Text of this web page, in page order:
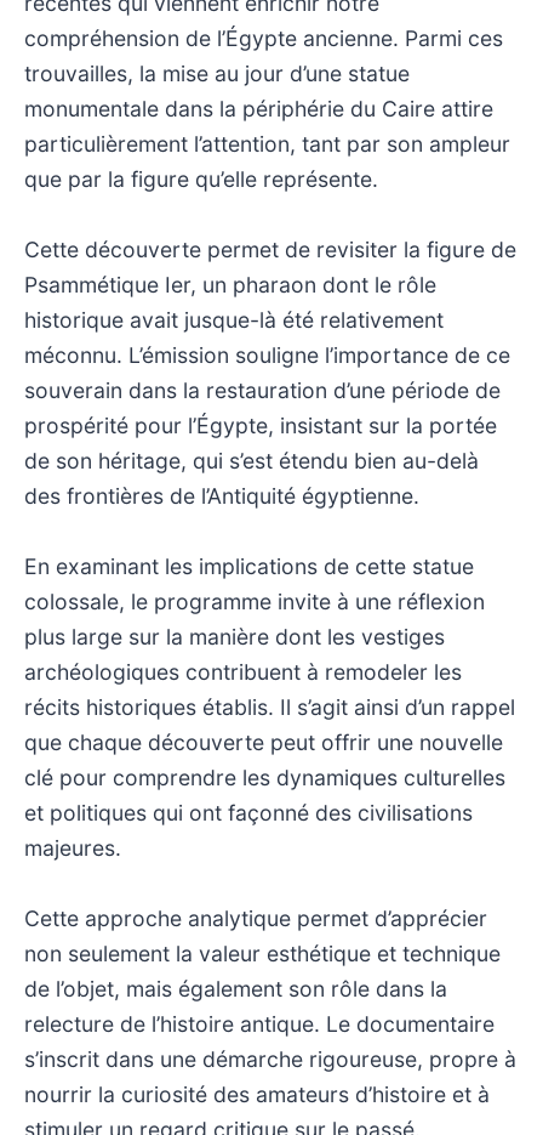
compréhension de l’Égypte ancienne. Parmi ces
trouvailles, la mise au jour d’une statue
monumentale dans la périphérie du Caire attire
particulièrement l’attention, tant par son ampleur
que par la figure qu’elle représente.
Cette découverte permet de revisiter la figure de
Psammétique Ier, un pharaon dont le rôle
historique avait jusque-là été relativement
méconnu. L’émission souligne l’importance de ce
souverain dans la restauration d’une période de
prospérité pour l’Égypte, insistant sur la portée
de son héritage, qui s’est étendu bien au-delà
des frontières de l’Antiquité égyptienne.
En examinant les implications de cette statue
colossale, le programme invite à une réflexion
plus large sur la manière dont les vestiges
archéologiques contribuent à remodeler les
récits historiques établis. Il s’agit ainsi d’un rappel
que chaque découverte peut offrir une nouvelle
clé pour comprendre les dynamiques culturelles
et politiques qui ont façonné des civilisations
majeures.
Cette approche analytique permet d’apprécier
non seulement la valeur esthétique et technique
de l’objet, mais également son rôle dans la
relecture de l’histoire antique. Le documentaire
s’inscrit dans une démarche rigoureuse, propre à
nourrir la curiosité des amateurs d’histoire et à
stimuler un regard critique sur le passé.